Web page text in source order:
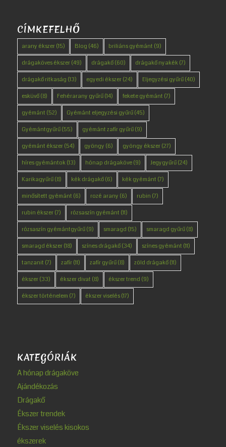
CÍMKEFELHŐ
arany ékszer(15) Blog (46) briliáns gyémánt (9)
drágaköves ékszer(49) drágakő(60) drágakő nyakék(7)
drágakő ritkaság (13) egyedi ékszer(24) Eljegyzési gyűrű(40)
esküvő(8) Fehérarany gyűrű(14) fekete gyémánt (7)
gyémánt (52) Gyémánt eljegyzési gyűrű(45)
Gyémántgyűrű(55) gyémánt zafír gyűrű(9)
gyémánt ékszer(54) gyöngy (6) gyöngy ékszer(27)
híres gyémántok(13) hónap drágaköve(9) Jegygyűrű(24)
Karikagyűrű(8) kék drágakő(6) kék gyémánt (7)
minősített gyémánt (6) rozé arany (6) rubin (7)
rubin ékszer(7) rózsaszín gyémánt (11)
rózsaszín gyémántgyűrű(9) smaragd (15) smaragd gyűrű(8)
smaragd ékszer(18) színes drágakő(34) színes gyémánt (11)
tanzanit (7) zafír(11) zafír gyűrű(8) zöld drágakő(11)
ékszer(33) ékszer divat (8) ékszer trend (9)
ékszer történelem (7) ékszer viselés(17)
KATEGÓRIÁK
A hónap drágaköve
Ajándékozás
Drágakő
Ékszer trendek
Ékszer viselés kisokos
ékszerek